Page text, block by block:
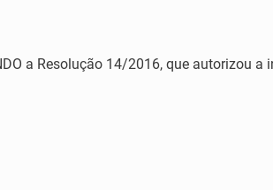
a Resolução 14/2016, que autorizou